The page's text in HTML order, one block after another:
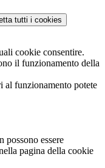
tutti i cookies
cookie consentire.
il funzionamento della
al funzionamento potete
possono essere
pagina della cookie